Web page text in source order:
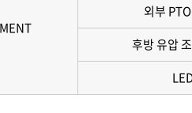
외부
후방 유압